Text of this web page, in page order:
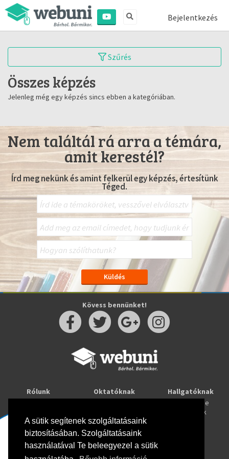
A sütik segítenek szolgáltatásaink
biztosításában. Szolgáltatásaink
használatával Te beleegyezel a sütik
Bejelentkezés
Szűrés
Összes képzés
Jelenleg még egy képzés sincs ebben a kategóriában.
Nem találtál rá arra a témára,
amit kerestél?
Írd meg nekünk és amint felkerül egy képzés, értesítünk
Téged.
Kövess bennünket!
Rólunk
Oktatóknak
Webuni Stúdió
Hallgatóknak
Tanulj online
Képzések
Info
Adatkezelési tájékoztató
ÁSZF